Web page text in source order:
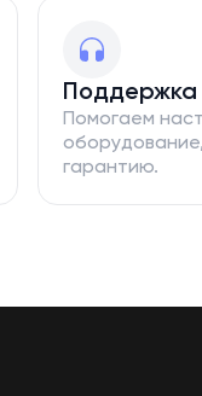
Помогаем
гарантию.